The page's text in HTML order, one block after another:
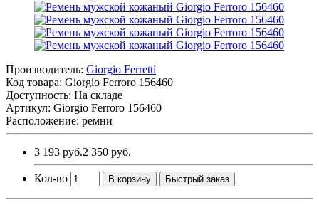
Производитель: Giorgio Ferretti
Код товара: Giorgio Ferroro 156460
Доступность: На складе
Артикул: Giorgio Ferroro 156460
Расположение: ремни
3 193 руб.2 350 руб.
Кол-во В корзину Быстрый заказ